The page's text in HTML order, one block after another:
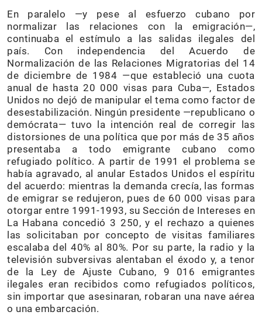
En paralelo —y pese al esfuerzo cubano por
normalizar las relaciones con la emigración—,
continuaba el estímulo a las salidas ilegales del
país. Con independencia del Acuerdo de
Normalización de las Relaciones Migratorias del 14
de diciembre de 1984 —que estableció una cuota
anual de hasta 20 000 visas para Cuba—, Estados
Unidos no dejó de manipular el tema como factor de
desestabilización. Ningún presidente —republicano o
demócrata— tuvo la intención real de corregir las
distorsiones de una política que por más de 35 años
presentaba a todo emigrante cubano como
refugiado político. A partir de 1991 el problema se
había agravado, al anular Estados Unidos el espíritu
del acuerdo: mientras la demanda crecía, las formas
de emigrar se redujeron, pues de 60 000 visas para
otorgar entre 1991-1993, su Sección de Intereses en
La Habana concedió 3 250, y el rechazo a quienes
las solicitaban por concepto de visitas familiares
escalaba del 40% al 80%. Por su parte, la radio y la
televisión subversivas alentaban el éxodo y, a tenor
de la Ley de Ajuste Cubano, 9 016 emigrantes
ilegales eran recibidos como refugiados políticos,
sin importar que asesinaran, robaran una nave aérea
o una embarcación.